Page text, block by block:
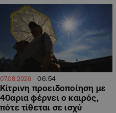
07.08.2026 06:54
Κίτρινη προειδοποίηση με
40αρια φέρνει ο καιρός,
πότε τίθεται σε ισχύ